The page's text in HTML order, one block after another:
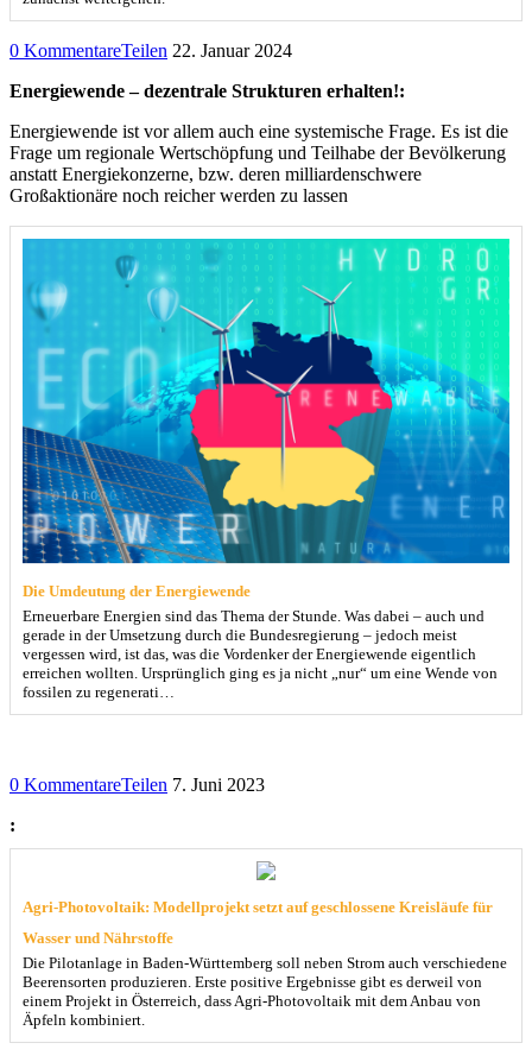
0 KommentareTeilen 22. Januar 2024
Energiewende – dezentrale Strukturen erhalten!:
Energiewende ist vor allem auch eine systemische Frage. Es ist die
Frage um regionale Wertschöpfung und Teilhabe der Bevölkerung
anstatt Energiekonzerne, bzw. deren milliardenschwere
Großaktionäre noch reicher werden zu lassen
Die Umdeutung der Energiewende
Erneuerbare Energien sind das Thema der Stunde. Was dabei – auch und
gerade in der Umsetzung durch die Bundesregierung – jedoch meist
vergessen wird, ist das, was die Vordenker der Energiewende eigentlich
erreichen wollten. Ursprünglich ging es ja nicht „nur“ um eine Wende von
fossilen zu regenerati…
0 KommentareTeilen 7. Juni 2023
:
Agri-Photovoltaik: Modellprojekt setzt auf geschlossene Kreisläufe für
Wasser und Nährstoffe
Die Pilotanlage in Baden-Württemberg soll neben Strom auch verschiedene
Beerensorten produzieren. Erste positive Ergebnisse gibt es derweil von
einem Projekt in Österreich, dass Agri-Photovoltaik mit dem Anbau von
Äpfeln kombiniert.